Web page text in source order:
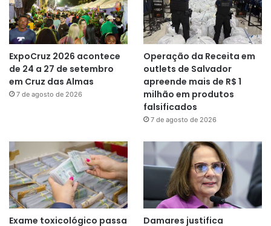
ExpoCruz 2026 acontece
de 24 a 27 de setembro
em Cruz das Almas
7 de agosto de 2026
Operação da Receita em
outlets de Salvador
apreende mais de R$ 1
milhão em produtos
falsificados
7 de agosto de 2026
Exame toxicológico passa
Damares justifica